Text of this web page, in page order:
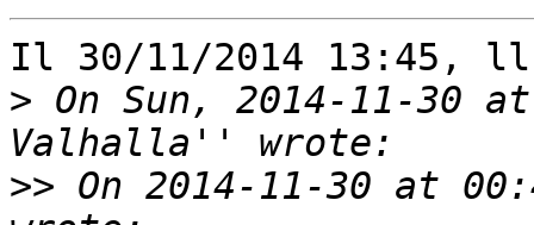
Il 30/11/2014 13:45,
> On Sun, 2014-11-30
>> On 2014-11-30 at